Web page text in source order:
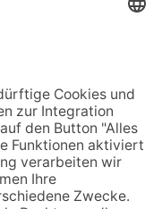
08:00 - 18:00 Uhr
08:00 - 12:00 Uhr